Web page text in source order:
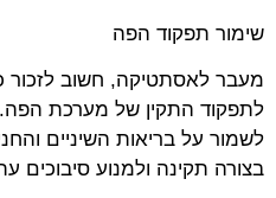
שימור תפקוד הפה
מעבר לאסתטיקה, חשוב לזכור
לתפקוד התקין של מערכת הפה.
לשמור על בריאות השיניים
בצורה תקינה ולמנוע סיבוכים